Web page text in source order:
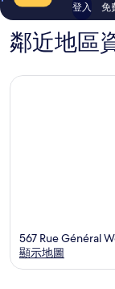
登入 免
鄰近地區
567 Rue Général
顯示地圖